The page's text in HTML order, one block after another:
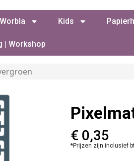
Kids
| Workshop
€ 0,35
*Prijzen zijn inclusief